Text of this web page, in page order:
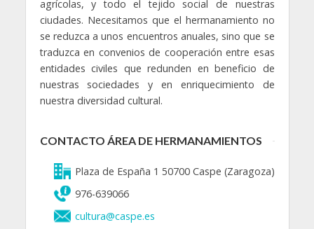
agrícolas, y todo el tejido social de nuestras
ciudades. Necesitamos que el hermanamiento no
se reduzca a unos encuentros anuales, sino que se
traduzca en convenios de cooperación entre esas
entidades civiles que redunden en beneficio de
nuestras sociedades y en enriquecimiento de
nuestra diversidad cultural.
CONTACTO ÁREA DE HERMANAMIENTOS
Plaza de España 1 50700 Caspe (Zaragoza)
976-639066
cultura@caspe.es